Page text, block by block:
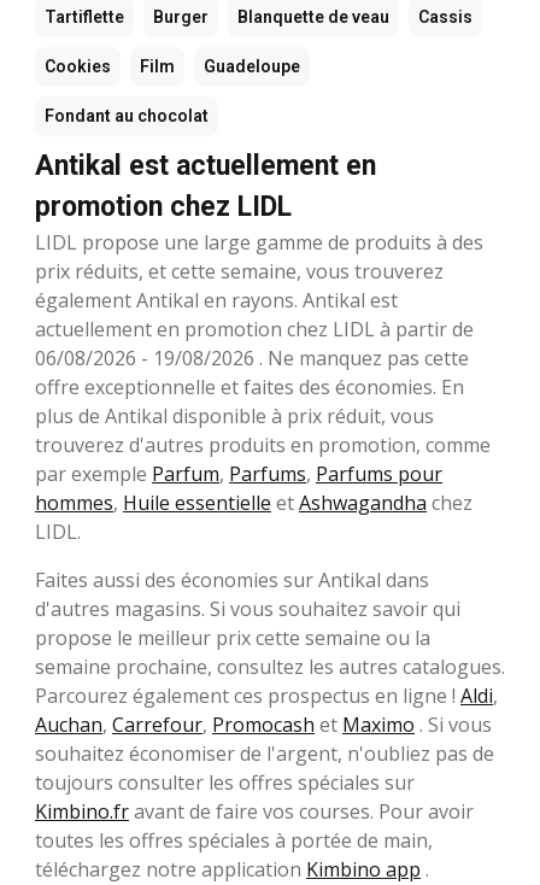
Tartiflette Burger Blanquette de veau Cassis
Cookies Film Guadeloupe
Fondant au chocolat
Antikal est actuellement en
promotion chez LIDL
LIDL propose une large gamme de produits à des
prix réduits, et cette semaine, vous trouverez
également Antikal en rayons. Antikal est
actuellement en promotion chez LIDL à partir de
06/08/2026 - 19/08/2026 . Ne manquez pas cette
offre exceptionnelle et faites des économies. En
plus de Antikal disponible à prix réduit, vous
trouverez d'autres produits en promotion, comme
par exemple Parfum, Parfums, Parfums pour
hommes, Huile essentielle etAshwagandha chez
LIDL.
Faites aussi des économies sur Antikal dans
d'autres magasins. Si vous souhaitez savoir qui
propose le meilleur prix cette semaine ou la
semaine prochaine, consultez les autres catalogues.
Parcourez également ces prospectus en ligne ! Aldi,
Auchan, Carrefour, Promocash et Maximo . Si vous
souhaitez économiser de l'argent, n'oubliez pas de
toujours consulter les offres spéciales sur
Kimbino.fravant de faire vos courses. Pour avoir
toutes les offres spéciales à portée de main,
téléchargez notre application Kimbino app .